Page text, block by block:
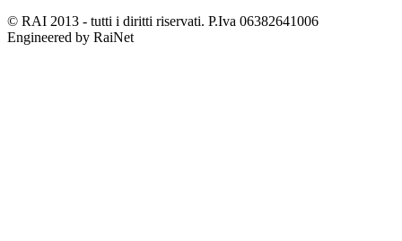
© RAI 2013 - tutti i diritti riservati. P.Iva 06382641006
Engineered by RaiNet